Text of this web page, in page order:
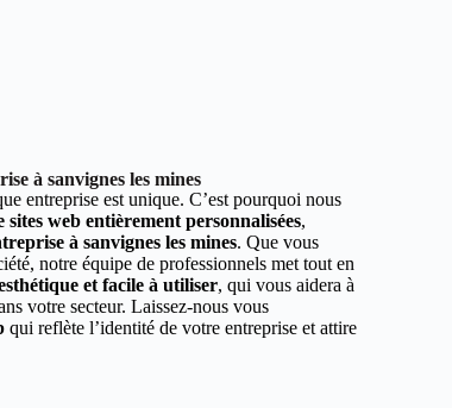
à sanvignes les mines
entreprise est unique. C’est pourquoi nous
web entièrement personnalisées,
à sanvignes les mines. Que vous
notre équipe de professionnels met tout en
et facile à utiliser, qui vous aidera à
votre secteur. Laissez-nous vous
qui reflète l’identité de votre entreprise et attire